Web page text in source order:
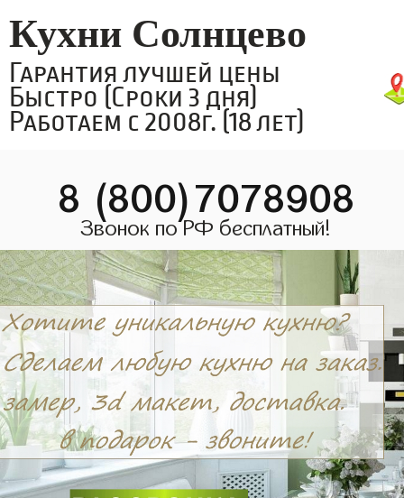
Кухни Солнцево
Гарантия лучшей цены
Быстро (Сроки 3 дня)
Работаем с 2008г. (18 лет)
8 (800)7078908
Звонок по РФ бесплатный!